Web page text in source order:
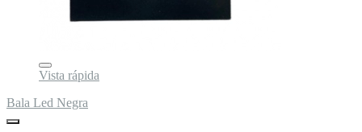
Vista rápida
Bala Led Negra